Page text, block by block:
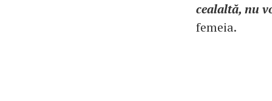
cealaltă, nu
femeia.